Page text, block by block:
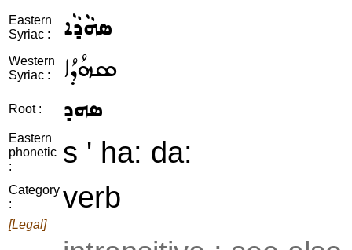
Eastern
Syriac :
ܣܗܵܕܵܐ
Western
Syriac :
ܣܗܳܕܳܐ
Root : ܣܗܕ
Eastern
phonetic
:
s ' ha: da:
Category
:
verb
[Legal]